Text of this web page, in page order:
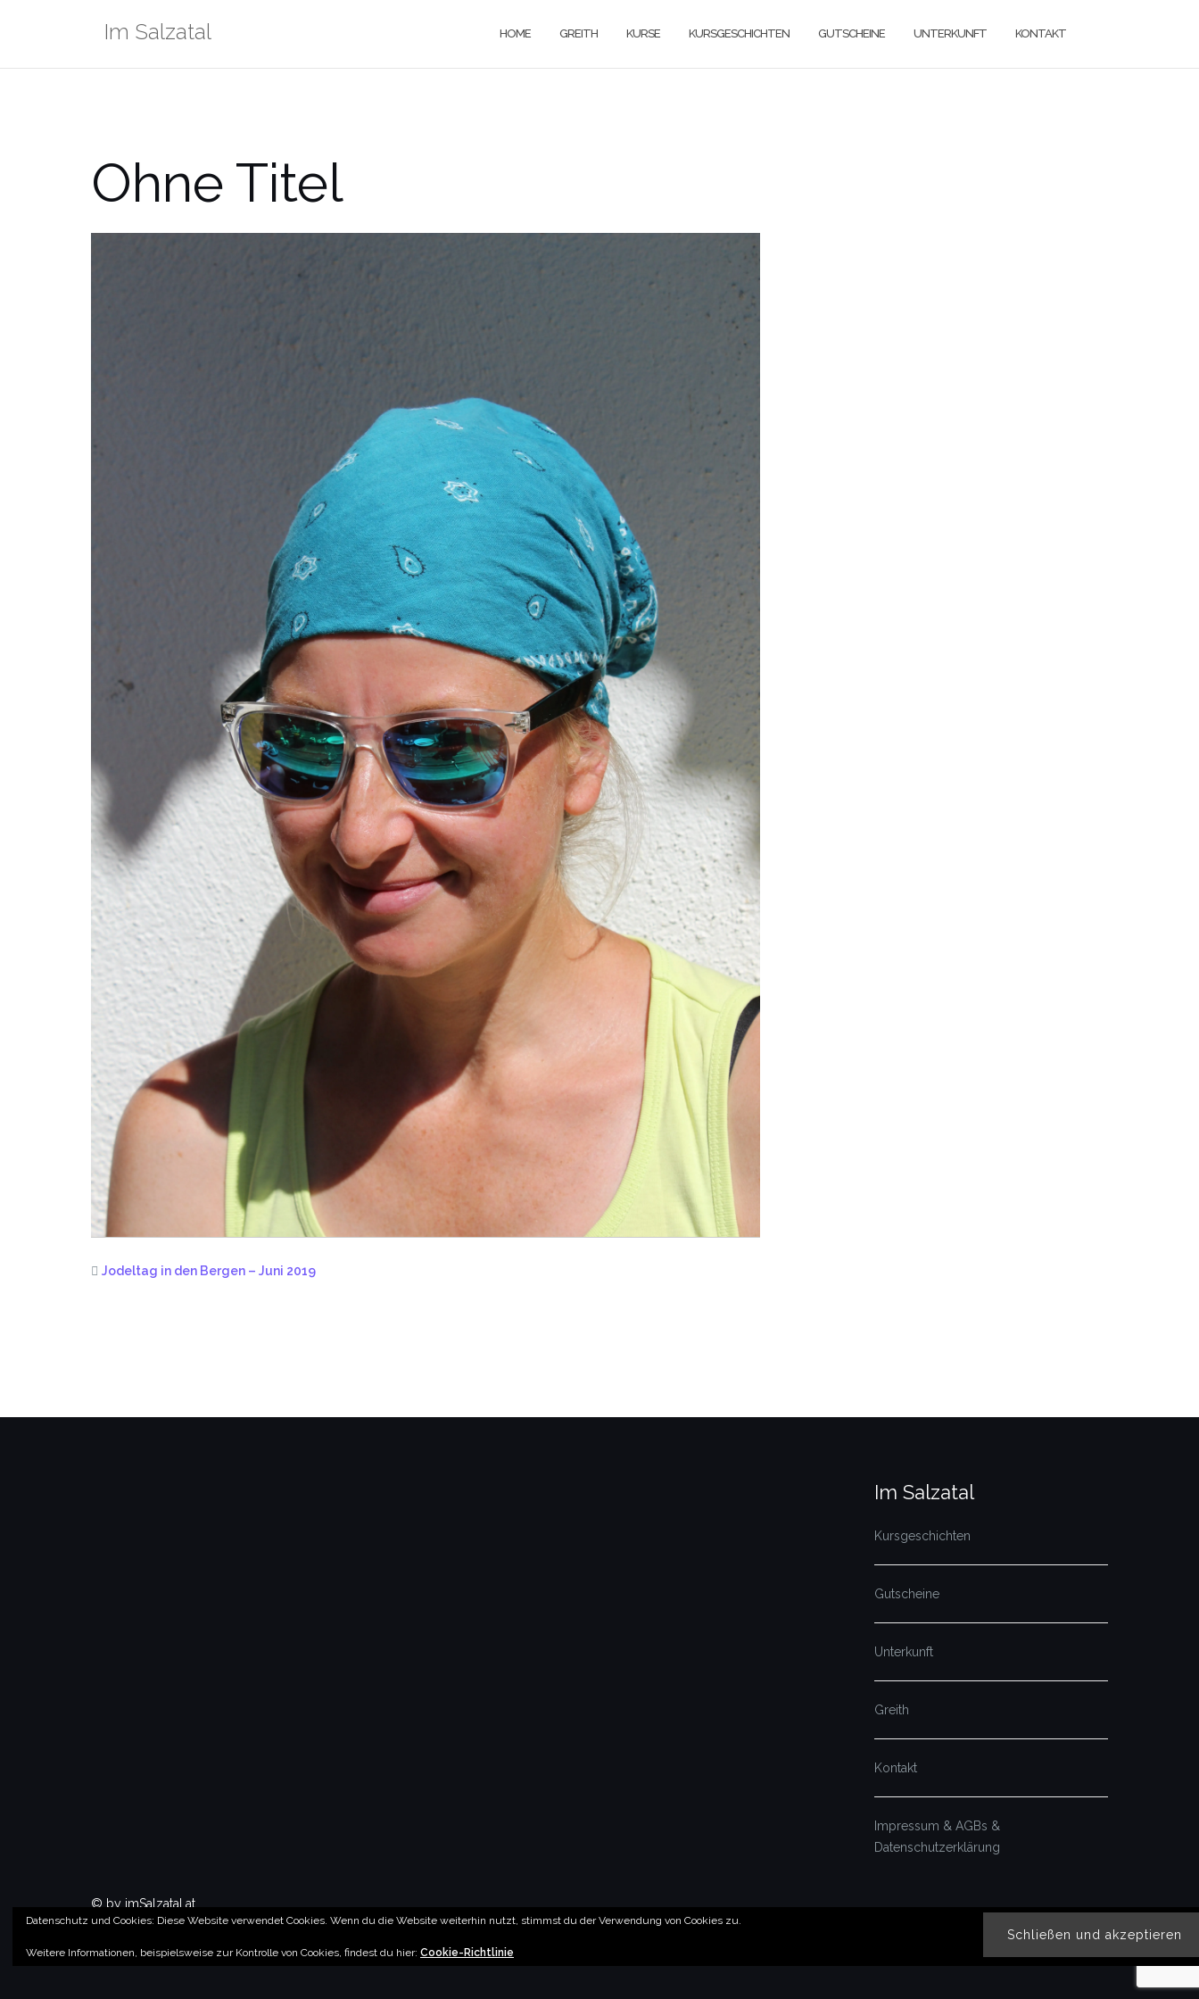
Im Salzatal HOME GREITH KURSE KURSGESCHICHTEN GUTSCHEINE UNTERKUNFT KONTAKT
Ohne Titel
Jodeltag in den Bergen – Juni 2019
Datenschutz und Cookies: Diese Website verwendet Cookies. Wenn du die Website weiterhin nutzt, stimmst du der Verwendung von Cookies zu.
Weitere Informationen, beispielsweise zur Kontrolle von Cookies, findest du hier: Cookie-Richtlinie
Im Salzatal
Kursgeschichten
Gutscheine
Unterkunft
Greith
Kontakt
Impressum & AGBs &
Datenschutzerklärung
© by imSalzatal.at
Theme vonColorlibPowered byWordPress